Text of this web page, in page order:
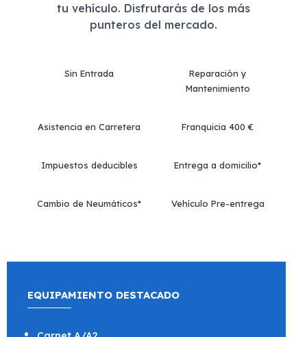
tu vehículo. Disfrutarás de los más
punteros del mercado.
Sin Entrada
Reparación y
Mantenimiento
Asistencia en Carretera Franquicia 400 €
Impuestos deducibles Entrega a domicilio*
Cambio de Neumáticos* Vehículo Pre-entrega
EQUIPAMIENTO DESTACADO